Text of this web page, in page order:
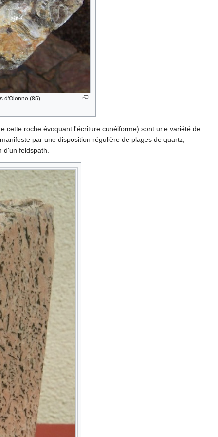
d'Olonne (85)
cette roche évoquant l'écriture cunéiforme) sont une variété de
par une disposition régulière de plages de quartz,
feldspath.